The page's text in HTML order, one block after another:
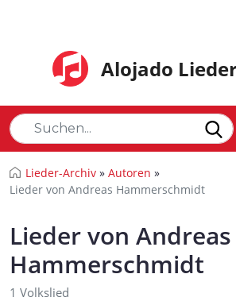
Alojado
Lieder-Archiv » Autoren »
Lieder von Andreas Hammerschmidt
Lieder von Andreas
Hammerschmidt
1 Volkslied